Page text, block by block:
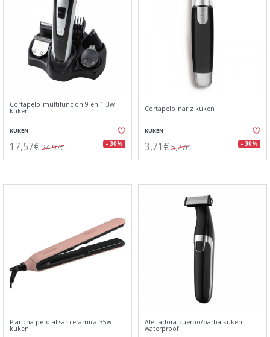
Cortapelo multifuncion 9 en 1 3w
kuken
KUKEN
17,57€ 24,97€ - 30%
Cortapelo nariz kuken
KUKEN
3,71€ 5,27€ - 30%
Plancha pelo alisar ceramica 35w
kuken
Afeitadora cuerpo/barba kuken
waterproof